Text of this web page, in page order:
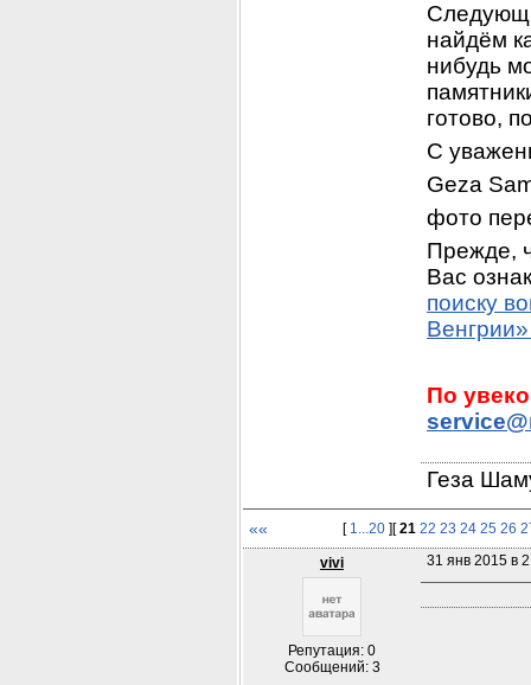
найдём
нибудь
готово,
С
Geza
фото
Прежде,
Вас
поиску
Геза
«« [ 1...20][21 22 23 24 25 26
vivi
Репутация: 0
Сообщений: 3
31 янв 2015 в